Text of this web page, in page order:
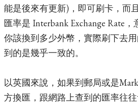
能是後來有更新)，即可刷卡，而
匯率是 Interbank Exchange Rate
你該換到多少外幣，實際刷下去
到的是幾乎一致的。
以英國來說，如果到郵局或是
方換匯，跟網路上查到的匯率往往